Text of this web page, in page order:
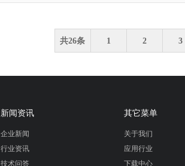
共26条 1 2 3
新闻资讯
企业新闻
行业资讯
技术问答
其它菜单
关于我们
应用行业
下载中心